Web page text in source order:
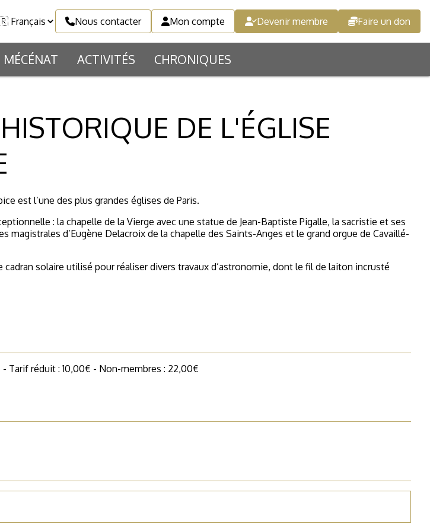
Nous contacter Mon compte Devenir membre Faire un don
MÉCÉNAT ACTIVITÉS CHRONIQUES
DE L'ÉGLISE
est l’une des plus grandes églises de Paris.
: la chapelle de la Vierge avec une statue de Jean-Baptiste Pigalle, la sacristie et ses
magistrales d’Eugène Delacroix de la chapelle des Saints-Anges et le grand orgue de Cavaillé-
solaire utilisé pour réaliser divers travaux d’astronomie, dont le fil de laiton incrusté
- Tarif réduit : 10,00€ - Non-membres : 22,00€